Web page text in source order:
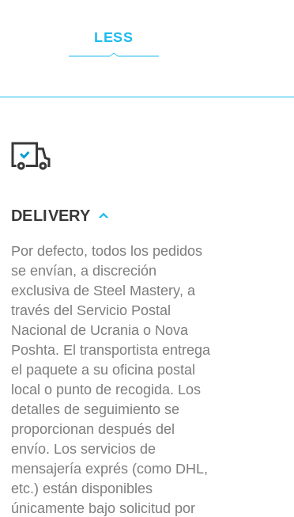
LESS
DELIVERY
Por defecto, todos los pedidos
se envían, a discreción
exclusiva de Steel Mastery, a
través del Servicio Postal
Nacional de Ucrania o Nova
Poshta. El transportista entrega
el paquete a su oficina postal
local o punto de recogida. Los
detalles de seguimiento se
proporcionan después del
envío. Los servicios de
mensajería exprés (como DHL,
etc.) están disponibles
únicamente bajo solicitud por